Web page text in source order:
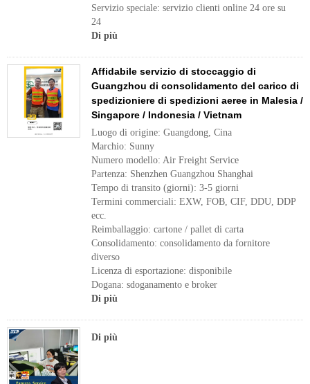
Servizio speciale: servizio clienti online 24 ore su
24
Di più
Affidabile servizio di stoccaggio di
Guangzhou di consolidamento del carico di
spedizioniere di spedizioni aeree in Malesia /
Singapore / Indonesia / Vietnam
Luogo di origine: Guangdong, Cina
Marchio: Sunny
Numero modello: Air Freight Service
Partenza: Shenzhen Guangzhou Shanghai
Tempo di transito (giorni): 3-5 giorni
Termini commerciali: EXW, FOB, CIF, DDU, DDP
ecc.
Reimballaggio: cartone / pallet di carta
Consolidamento: consolidamento da fornitore
diverso
Licenza di esportazione: disponibile
Dogana: sdoganamento e broker
Di più
Di più